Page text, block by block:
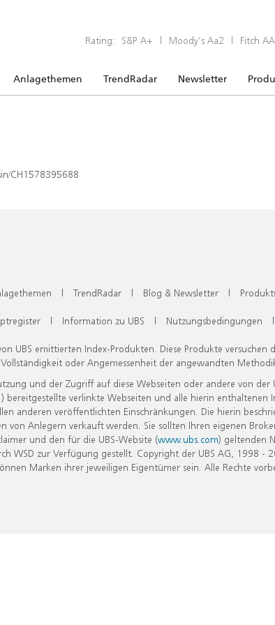
Rating: S&P A+ | Moody’s Aa2 | Fitch AA
Anlagethemen TrendRadar Newsletter
CH1578395688
| TrendRadar | Blog & Newsletter |
| Information zu UBS | Nutzungsbedingungen |
UBS emittierten Index-Produkten. Diese Produkte
oder Angemessenheit der angewandten
und der Zugriff auf diese Webseiten oder andere von der
verlinkte Webseiten und alle hierin
anderen veröffentlichten Einschränkungen. Die hierin
Anlegern verkauft werden. Sie sollten Ihren eigenen
und den für die UBS-Website (www.ubs.com) geltenden
zur Verfügung gestellt. Copyright der UBS AG, 1998 -
Marken ihrer jeweiligen Eigentümer sein. Alle Rechte